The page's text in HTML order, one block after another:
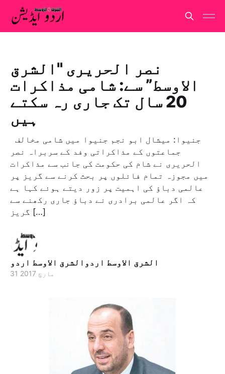
نصر الحريری "الشرق
الاوسط” سے: شامی مذاکرات
20 سال تک جاری رہ سکتے
ہیں
جماعتوں کے مذاکراتی وفد کے سربراہ نصر
الحریری نے شام کی حکومت کی جانب سے مذاکرات
میں مجوزہ تمام فائلوں پر بحث کرنے سے گریز پر
عالمی دباؤ کی اہمیت پر زور دیتے ہوئے کہا ہے
کہ اگر عالمی برادری نے دباؤ جاری رکھنے سے
گریز […]
الشرق الاوسط اردوالشرق الاوسط اردو
31 مارچ 2017